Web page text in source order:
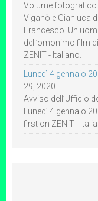
Volume fotografico
Viganò e Gianluca
Francesco. Un
dell’omonimo film
ZENIT - Italiano.
Lunedì 4 gennaio
29, 2020
Avviso dell’Ufficio
Lunedì 4 gennaio
first on ZENIT -